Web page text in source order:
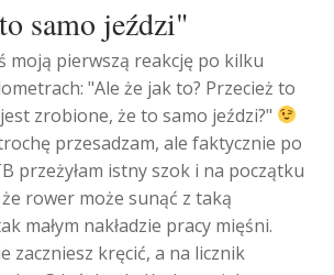
samo jeździ"
moją pierwszą reakcję po kilku
"Ale że jak to? Przecież to
zrobione, że to samo jeździ?"
przesadzam, ale faktycznie po
przeżyłam istny szok i na początku
rower może sunąć z taką
małym nakładzie pracy mięśni.
zaczniesz kręcić, a na licznik